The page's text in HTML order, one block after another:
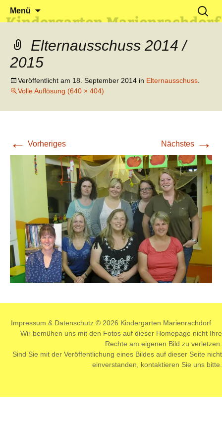
Kindergarten Marienrachdorf
Klein reingehen – Groß rauskommen
Menü
Suchen
nach:
Elternausschuss 2014 /
2015
Veröffentlicht am 18. September 2014 in Elternausschuss
Volle Auflösung (640 × 404)
← Vorheriges Nächstes →
Impressum & Datenschutz © 2026 Kindergarten Marienrachdorf
Wir bemühen uns mit den Fotos auf dieser Homepage nicht Ihre
Rechte am eigenen Bild zu verletzen.
Sind Sie mit der Veröffentlichung eines Bildes auf dieser Seite nicht
einverstanden, kontaktieren Sie uns bitte.